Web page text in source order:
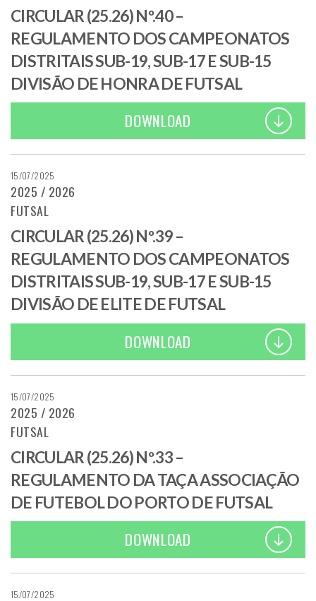
CIRCULAR (25.26) Nº.40 –
REGULAMENTO DOS CAMPEONATOS
DISTRITAIS SUB-19, SUB-17 E SUB-15
DIVISÃO DE HONRA DE FUTSAL
DOWNLOAD
15/07/2025
2025 / 2026
FUTSAL
CIRCULAR (25.26) Nº.39 –
REGULAMENTO DOS CAMPEONATOS
DISTRITAIS SUB-19, SUB-17 E SUB-15
DIVISÃO DE ELITE DE FUTSAL
DOWNLOAD
15/07/2025
2025 / 2026
FUTSAL
CIRCULAR (25.26) Nº.33 –
REGULAMENTO DA TAÇA ASSOCIAÇÃO
DE FUTEBOL DO PORTO DE FUTSAL
DOWNLOAD
15/07/2025